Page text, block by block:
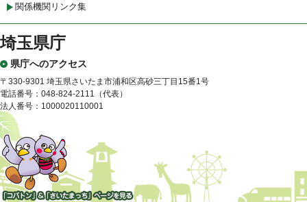
関係機関リンク集
埼玉県庁
県庁へのアクセス
〒330-9301 埼玉県さいたま市浦和区高砂三丁目15番1号
電話番号：048-824-2111（代表）
法人番号：1000020110001
「コバトン」&「さいたまっ